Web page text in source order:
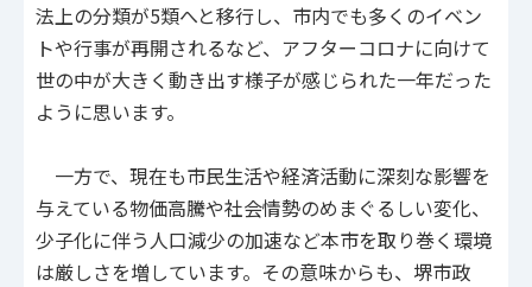
法上の分類が5類へと移行し、市内でも多くのイベン
トや行事が再開されるなど、アフターコロナに向けて
世の中が大きく動き出す様子が感じられた一年だった
ように思います。
一方で、現在も市民生活や経済活動に深刻な影響を
与えている物価高騰や社会情勢のめまぐるしい変化、
少子化に伴う人口減少の加速など本市を取り巻く環境
は厳しさを増しています。その意味からも、堺市政